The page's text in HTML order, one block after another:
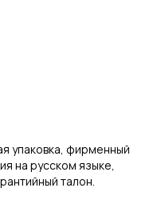
упаковка, фирменный
на русском языке,
талон.